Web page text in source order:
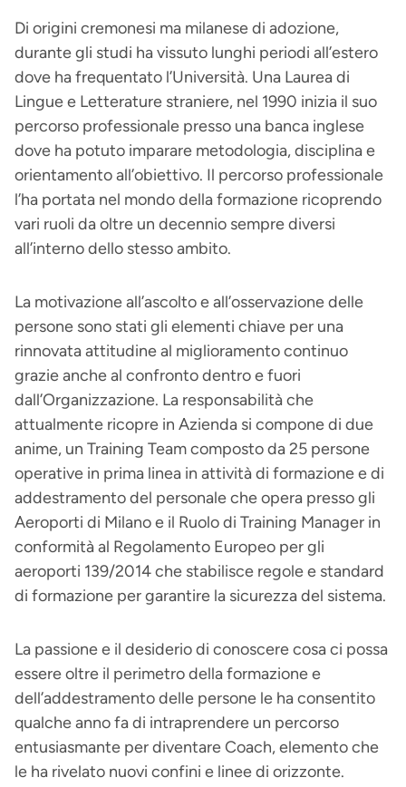
Di origini cremonesi ma milanese di adozione,
durante gli studi ha vissuto lunghi periodi all’estero
dove ha frequentato l’Università. Una Laurea di
Lingue e Letterature straniere, nel 1990 inizia il suo
percorso professionale presso una banca inglese
dove ha potuto imparare metodologia, disciplina e
orientamento all’obiettivo. Il percorso professionale
l’ha portata nel mondo della formazione ricoprendo
vari ruoli da oltre un decennio sempre diversi
all’interno dello stesso ambito.
La motivazione all’ascolto e all’osservazione delle
persone sono stati gli elementi chiave per una
rinnovata attitudine al miglioramento continuo
grazie anche al confronto dentro e fuori
dall’Organizzazione. La responsabilità che
attualmente ricopre in Azienda si compone di due
anime, un Training Team composto da 25 persone
operative in prima linea in attività di formazione e di
addestramento del personale che opera presso gli
Aeroporti di Milano e il Ruolo di Training Manager in
conformità al Regolamento Europeo per gli
aeroporti 139/2014 che stabilisce regole e standard
di formazione per garantire la sicurezza del sistema.
La passione e il desiderio di conoscere cosa ci possa
essere oltre il perimetro della formazione e
dell’addestramento delle persone le ha consentito
qualche anno fa di intraprendere un percorso
entusiasmante per diventare Coach, elemento che
le ha rivelato nuovi confini e linee di orizzonte.